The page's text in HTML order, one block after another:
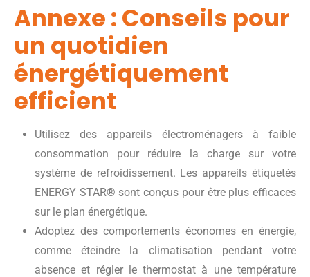
Annexe : Conseils pour
un quotidien
énergétiquement
efficient
Utilisez des appareils électroménagers à faible
consommation pour réduire la charge sur votre
système de refroidissement. Les appareils étiquetés
ENERGY STAR® sont conçus pour être plus efficaces
sur le plan énergétique.
Adoptez des comportements économes en énergie,
comme éteindre la climatisation pendant votre
absence et régler le thermostat à une température